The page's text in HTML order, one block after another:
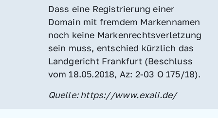
Dass eine Registrierung einer
Domain mit fremdem Markennamen
noch keine Markenrechtsverletzung
sein muss, entschied kürzlich das
Landgericht Frankfurt (Beschluss
vom 18.05.2018, Az: 2-03 O 175/18).
Quelle: https://www.exali.de/